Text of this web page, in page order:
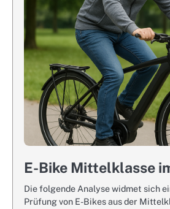
E-Bike Mittelklasse
Die folgende Analyse widmet sich
Prüfung von E-Bikes aus der